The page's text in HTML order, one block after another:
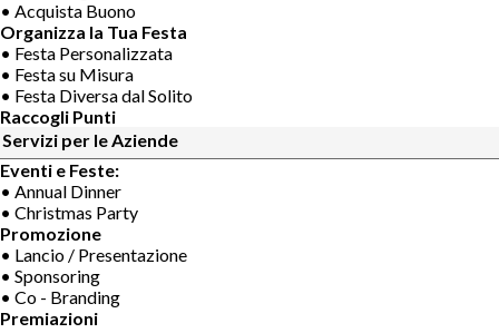
• Acquista Buono
Organizza la Tua Festa
• Festa Personalizzata
• Festa su Misura
• Festa Diversa dal Solito
Raccogli Punti
Servizi per le Aziende
Eventi e Feste:
• Annual Dinner
• Christmas Party
Promozione
• Lancio / Presentazione
• Sponsoring
• Co - Branding
Premiazioni